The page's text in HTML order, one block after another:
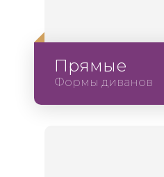
Прямые
Формы диванов